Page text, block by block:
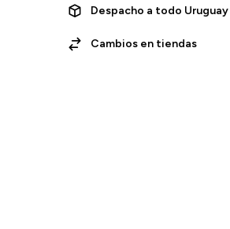
Despacho a todo Uruguay
Cambios en tiendas